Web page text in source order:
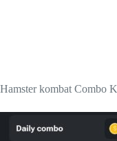
Hamster kombat Combo